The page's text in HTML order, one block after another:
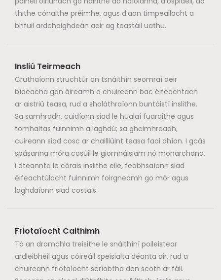
thithe cónaithe préimhe, agus d'aon timpeallacht a
bhfuil ardchaighdeán aeir ag teastáil uathu.
Insliú Teirmeach
Cruthaíonn struchtúr an tsnáithín seomraí aeir
bídeacha gan áireamh a chuireann bac éifeachtach
ar aistriú teasa, rud a sholáthraíonn buntáistí inslithe.
Sa samhradh, cuidíonn siad le hualaí fuaraithe agus
tomhaltas fuinnimh a laghdú; sa gheimhreadh,
cuireann siad cosc ​​ar chailliúint teasa faoi dhíon. I gcás
spásanna móra cosúil le giomnáisiam nó monarchana,
i dteannta le córais inslithe eile, feabhsaíonn siad
éifeachtúlacht fuinnimh foirgneamh go mór agus
laghdaíonn siad costais.
Friotaíocht Caithimh
Tá an dromchla treisithe le snáithíní poileistear
ardleibhéil agus cóireáil speisialta déanta air, rud a
chuireann friotaíocht scríobtha den scoth ar fáil.